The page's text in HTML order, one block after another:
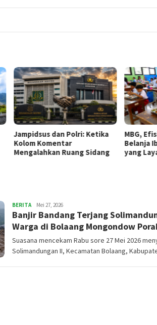
Jampidsus dan Polri: Ketika
Kolom Komentar
Mengalahkan Ruang Sidang
MBG,
Belanja
yang
BERITAsofyanto
Mei 27, 2026
Banjir Bandang Terjang
Warga di Bolaang Mongondow
Suasana mencekam Rabu sore 27 Mei 2026
Solimandungan II, Kecamatan Bolaang,